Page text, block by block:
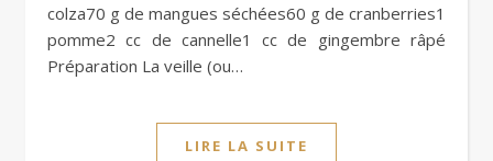
colza70 g de mangues séchées60 g de cranberries1
pomme2 cc de cannelle1 cc de gingembre râpé
Préparation La veille (ou…
LIRE LA SUITE